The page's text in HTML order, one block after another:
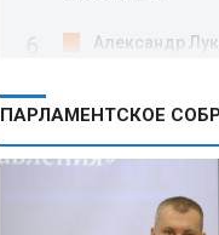
Александр
НАТО
В
новых атаках
еще четыре
ПАРЛАМЕНТСКОЕ